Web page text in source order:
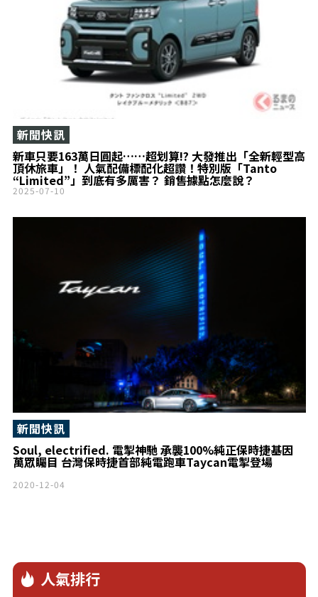
新車只要163萬日圓起……超划算!? 大發推出「全新輕型高
頂休旅車」！ 人氣配備標配化超讚！特別版「Tanto
“Limited”」到底有多厲害？ 銷售據點怎麼說？
新聞快訊
2025-07-10
Soul, electrified. 電掣神馳 承襲100%純正保時捷基因
萬眾矚目 台灣保時捷首部純電跑車Taycan電掣登場
新聞快訊
2020-12-04
人氣排行